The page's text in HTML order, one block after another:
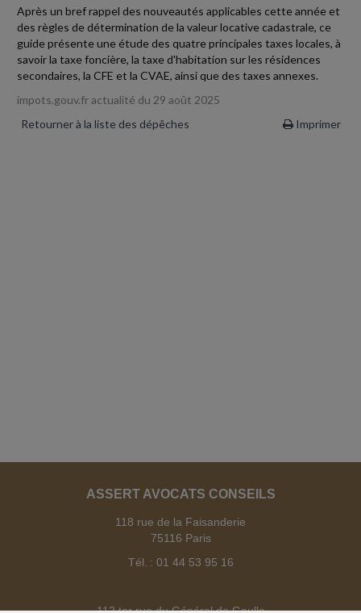
Après un bref rappel des nouveautés applicables cette année et
des règles de détermination de la valeur locative cadastrale, ce
guide présente une étude des quatre principales taxes locales, à
savoir la taxe foncière, la taxe d'habitation sur les résidences
secondaires, la CFE et la CVAE, ainsi que des taxes annexes.
impots.gouv.fr actualité du 29 août 2025
Retourner à la liste des dépêches
Imprimer
ASSERT AVOCATS CONSEILS
118 rue de la Faisanderie
75116 Paris
Tél. : 01 44 53 95 16